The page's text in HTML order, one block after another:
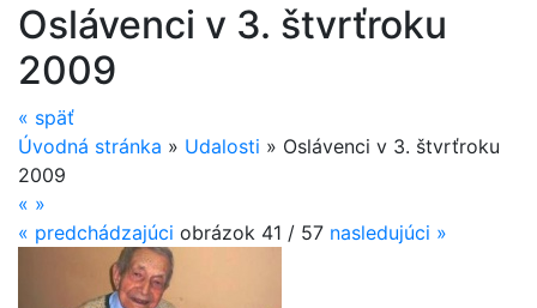
Oslávenci v 3. štvrťroku
2009
« späť
Úvodná stránka » Udalosti » Oslávenci v 3. štvrťroku
2009
« »
« predchádzajúci obrázok 41 / 57 nasledujúci »